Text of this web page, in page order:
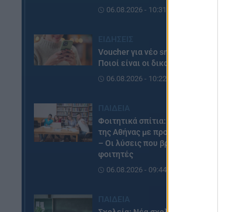
06.08.2026 - 10:31
Voucher για νέο smartphone –
Ποιοί είναι οι δικαιούχοι
06.08.2026 - 10:22
Φοιτητικά σπίτια: Οι περιοχές
της Αθήνας με προσιτά ενοίκια
– Οι λύσεις που βρίσκουν οι
φοιτητές
06.08.2026 - 09:44